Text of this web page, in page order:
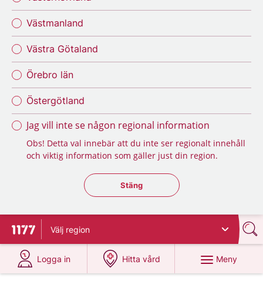
Västmanland
Västra Götaland
Örebro län
Östergötland
Jag vill inte se någon regional information
Obs! Detta val innebär att du inte ser regionalt innehåll
och viktig information som gäller just din region.
Stäng regionsväljaren
Stäng
Till startsidan för 1177
Välj region
Logga in
på 1177.se
Hitta vård
på 1177.se
Meny